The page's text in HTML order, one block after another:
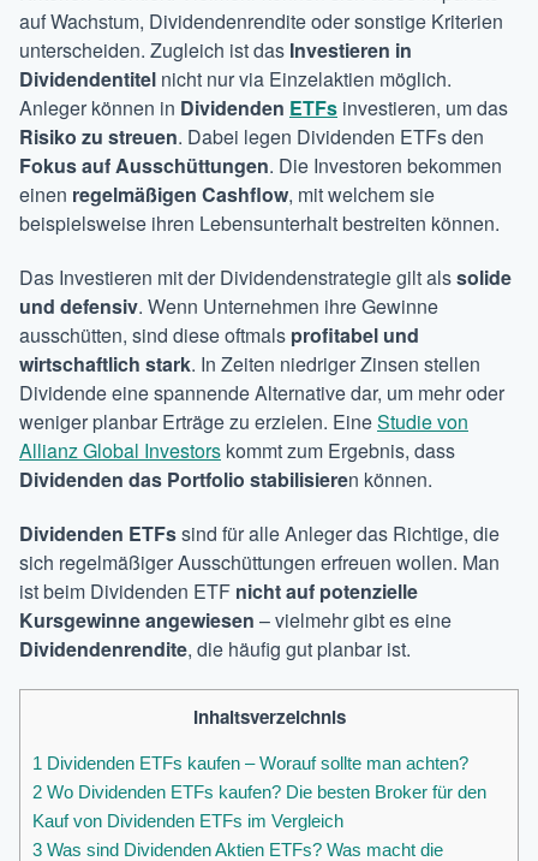
auf Wachstum, Dividendenrendite oder sonstige Kriterien
unterscheiden. Zugleich ist das Investieren in
Dividendentitel nicht nur via Einzelaktien möglich.
Anleger können in Dividenden ETFs investieren, um das
Risiko zu streuen. Dabei legen Dividenden ETFs den
Fokus auf Ausschüttungen. Die Investoren bekommen
einen regelmäßigen Cashflow, mit welchem sie
beispielsweise ihren Lebensunterhalt bestreiten können.
Das Investieren mit der Dividendenstrategie gilt alssolide
und defensiv. Wenn Unternehmen ihre Gewinne
ausschütten, sind diese oftmals profitabel und
wirtschaftlich stark. In Zeiten niedriger Zinsen stellen
Dividende eine spannende Alternative dar, um mehr oder
weniger planbar Erträge zu erzielen. EineStudie von
Allianz Global Investors kommt zum Ergebnis, dass
Dividenden das Portfolio stabilisieren können.
Dividenden ETFssind für alle Anleger das Richtige, die
sich regelmäßiger Ausschüttungen erfreuen wollen. Man
ist beim Dividenden ETF nicht auf potenzielle
Kursgewinne angewiesen – vielmehr gibt es eine
Dividendenrendite, die häufig gut planbar ist.
Inhaltsverzeichnis
1 Dividenden ETFs kaufen – Worauf sollte man achten?
2 Wo Dividenden ETFs kaufen? Die besten Broker für den
Kauf von Dividenden ETFs im Vergleich
3 Was sind Dividenden Aktien ETFs? Was macht die